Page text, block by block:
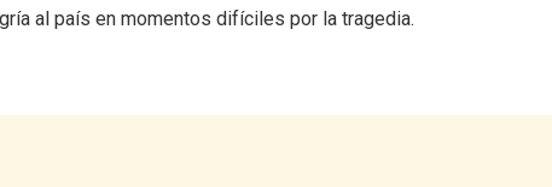
al país en momentos difíciles por la tragedia.